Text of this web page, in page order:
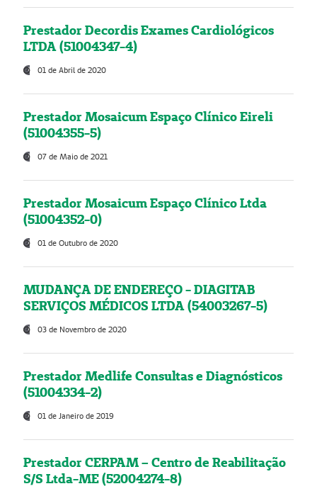
Prestador Decordis Exames Cardiológicos
LTDA (51004347-4)
01 de Abril de 2020
Prestador Mosaicum Espaço Clínico Eireli
(51004355-5)
07 de Maio de 2021
Prestador Mosaicum Espaço Clínico Ltda
(51004352-0)
01 de Outubro de 2020
MUDANÇA DE ENDEREÇO - DIAGITAB
SERVIÇOS MÉDICOS LTDA (54003267-5)
03 de Novembro de 2020
Prestador Medlife Consultas e Diagnósticos
(51004334-2)
01 de Janeiro de 2019
Prestador CERPAM – Centro de Reabilitação
S/S Ltda-ME (52004274-8)